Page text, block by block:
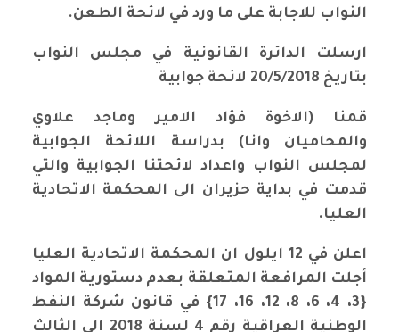
النواب للاجابة على ما ورد في لائحة الطعن.
ارسلت الدائرة القانونية في مجلس النواب
بتاريخ 20/5/2018 لائحة جوابية
قمنا (الاخوة فؤاد الامير وماجد علاوي
والمحاميان وانا) بدراسة اللائحة الجوابية
لمجلس النواب واعداد لائحتنا الجوابية والتي
قدمت في بداية حزيران الى المحكمة الاتحادية
العليا.
اعلن في 12 ايلول ان المحكمة الاتحادية العليا
أجلت المرافعة المتعلقة بعدم دستورية المواد
{3، 4، 6، 8، 12، 16، 17} في قانون شركة النفط
الوطنية العراقية رقم 4
لسنة 2018 إلى الثالث